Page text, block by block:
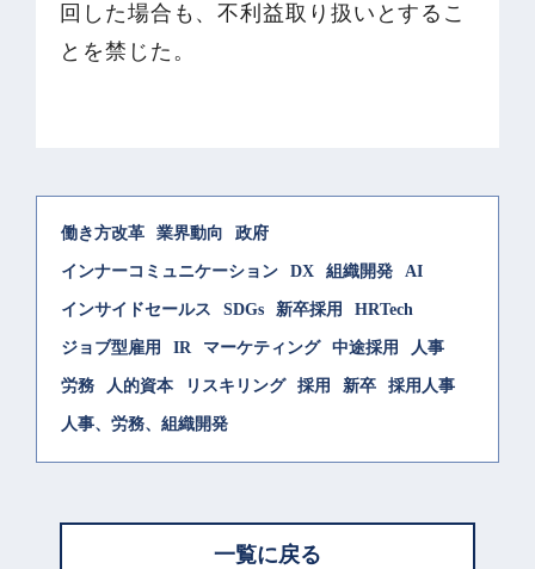
回した場合も、不利益取り扱いとするこ
とを禁じた。
働き方改革 業界動向 政府
インナーコミュニケーション DX 組織開発 AI
インサイドセールス SDGs 新卒採用 HRTech
ジョブ型雇用 IR マーケティング 中途採用 人事
労務 人的資本 リスキリング 採用 新卒 採用人事
人事、労務、組織開発
一覧に戻る